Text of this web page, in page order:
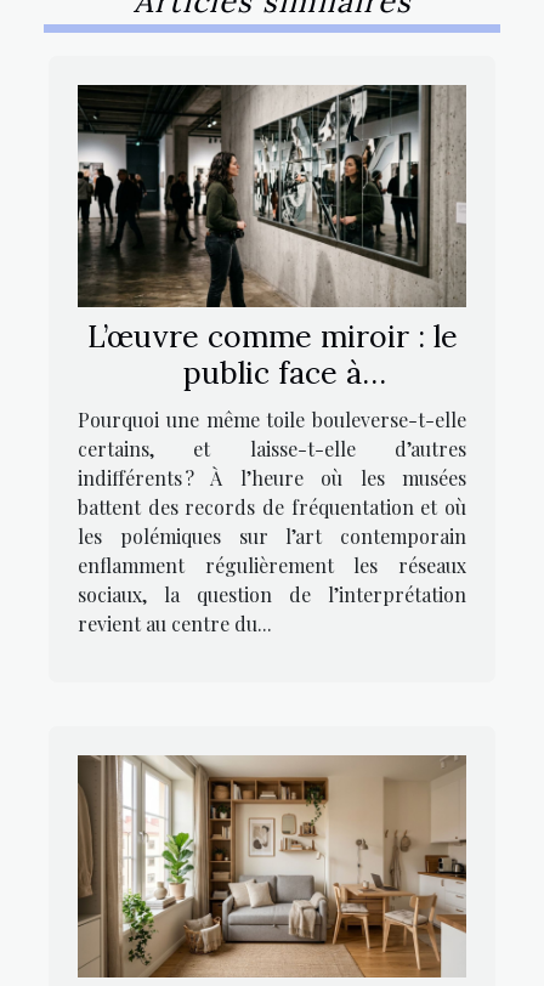
L’œuvre comme miroir : le
public face à
l’interprétation artistique
Pourquoi une même toile bouleverse-t-elle
certains, et laisse-t-elle d’autres
indifférents ? À l’heure où les musées
battent des records de fréquentation et où
les polémiques sur l’art contemporain
enflamment régulièrement les réseaux
sociaux, la question de l’interprétation
revient au centre du...